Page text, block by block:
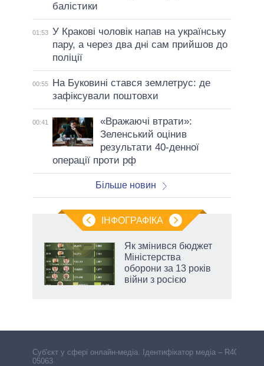
балістики
01:53 У Кракові чоловік напав на українську
пару, а через два дні сам прийшов до
поліції
00:55
На Буковині стався землетрус: де
зафіксували поштовхи
00:41
«Вражаючі втрати»:
Зеленський оцінив
результати 40-денної
операції проти рф
Більше новин
ІНФОГРАФІКА
Як змінився бюджет
Міністерства
оборони за 13 років
війни з росією
Cуб'єкт у сфері онлайн-медіа. Ідентифікатор медіа – R40-
05063